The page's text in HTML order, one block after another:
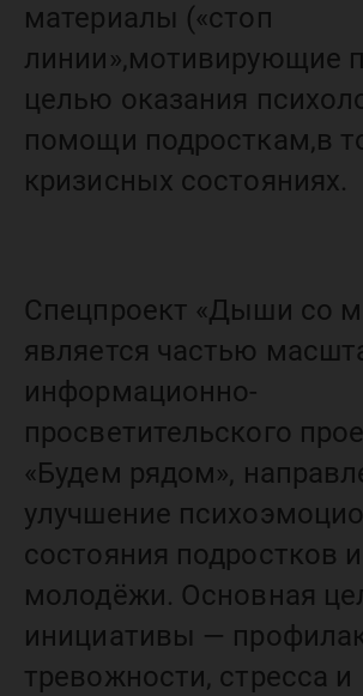
материалы («стоп
линии»,мотивирующие
целью оказания
помощи подросткам,в
кризисных состояниях.
Спецпроект «Дыши со
является частью
информационно-
просветительского
«Будем рядом»,
улучшение
состояния подростков и
молодёжи. Основная
инициативы —
тревожности, стресса и